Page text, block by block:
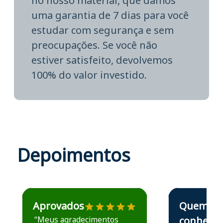
uma garantia de 7 dias para você
estudar com segurança e sem
preocupações. Se você não
estiver satisfeito, devolvemos
100% do valor investido.
Depoimentos
Estudante José recomenda o Aprova Concursos em
Aprovados
“Meus agradecimentos
Estudante Elais
Quem